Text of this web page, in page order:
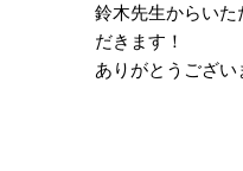
鈴木先生からいた
だきます！
ありがとうござい